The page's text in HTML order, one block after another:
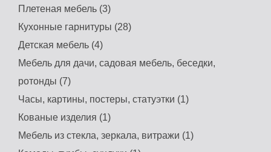
Плетеная мебель (3)
Кухонные гарнитуры (28)
Детская мебель (4)
Мебель для дачи, садовая мебель, беседки,
ротонды (7)
Часы, картины, постеры, статуэтки (1)
Кованые изделия (1)
Мебель из стекла, зеркала, витражи (1)